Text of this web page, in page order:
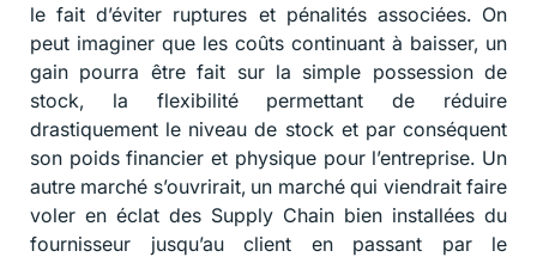
le fait d’éviter ruptures et pénalités associées. On
peut imaginer que les coûts continuant à baisser, un
gain pourra être fait sur la simple possession de
stock, la flexibilité permettant de réduire
drastiquement le niveau de stock et par conséquent
son poids financier et physique pour l’entreprise. Un
autre marché s’ouvrirait, un marché qui viendrait faire
voler en éclat des Supply Chain bien installées du
fournisseur jusqu’au client en passant par le